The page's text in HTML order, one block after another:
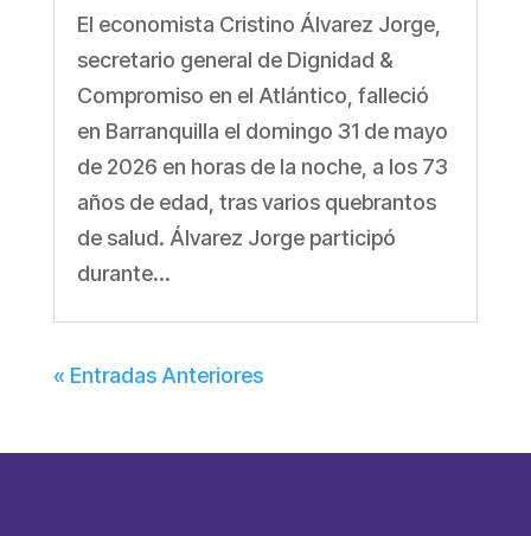
El economista Cristino Álvarez Jorge,
secretario general de Dignidad &
Compromiso en el Atlántico, falleció
en Barranquilla el domingo 31 de mayo
de 2026 en horas de la noche, a los 73
años de edad, tras varios quebrantos
de salud. Álvarez Jorge participó
durante...
« Entradas Anteriores